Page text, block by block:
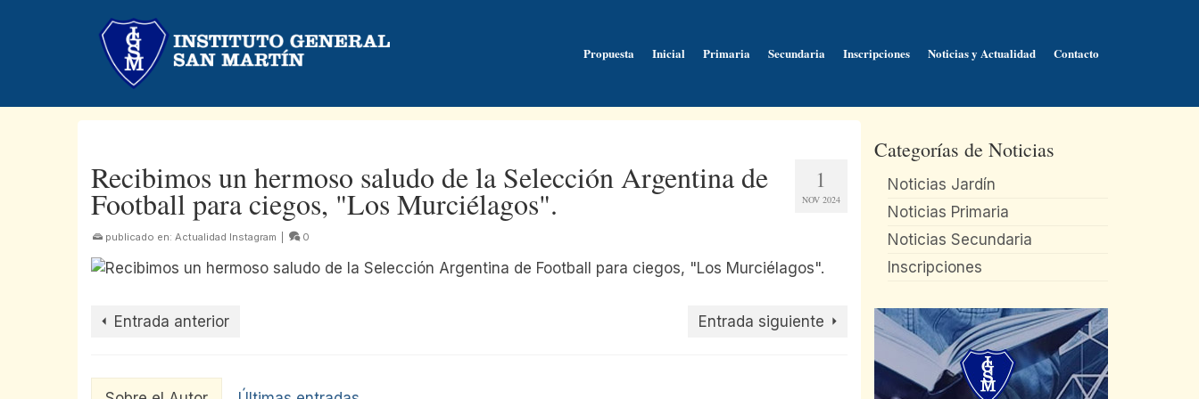
Propuesta Inicial Primaria Secundaria Inscripciones Noticias y Actualidad Contacto
1
NOV 2024
Recibimos un hermoso saludo de la Selección Argentina de
Football para ciegos, "Los Murciélagos".
publicado en: Actualidad Instagram 0
Entrada anterior Entrada siguiente
Categorías de Noticias
Noticias Jardín
Noticias Primaria
Noticias Secundaria
Inscripciones